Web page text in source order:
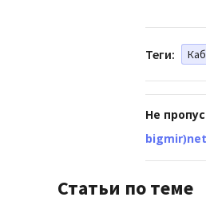
Теги:
Не
Статьи по теме